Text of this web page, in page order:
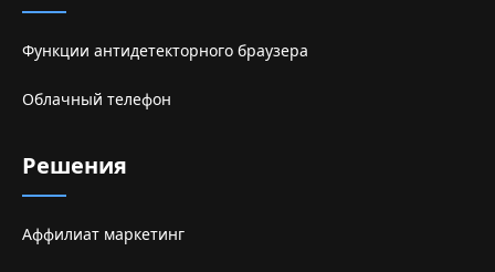
Функции антидетекторного браузера
Облачный телефон
Решения
Аффилиат маркетинг